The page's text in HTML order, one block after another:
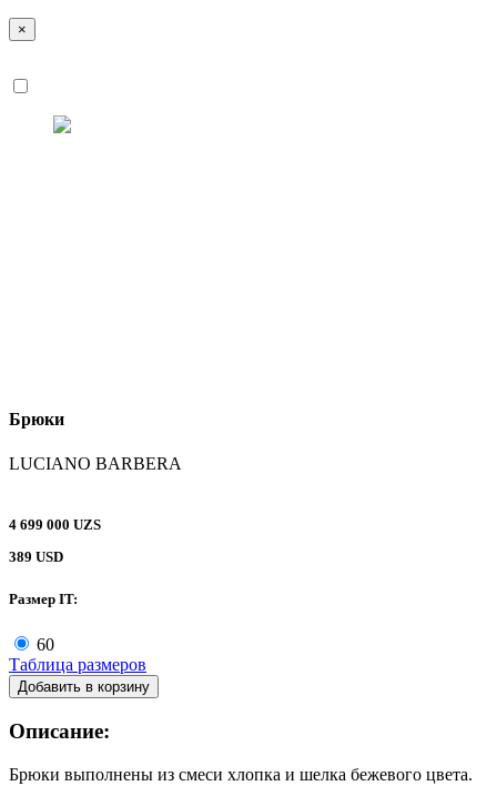
×
Брюки
LUCIANO BARBERA
4 699 000 UZS
389 USD
Размер IT:
60
Таблица размеров
Добавить в корзину
Описание:
Брюки выполнены из смеси хлопка и шелка бежевого цвета.